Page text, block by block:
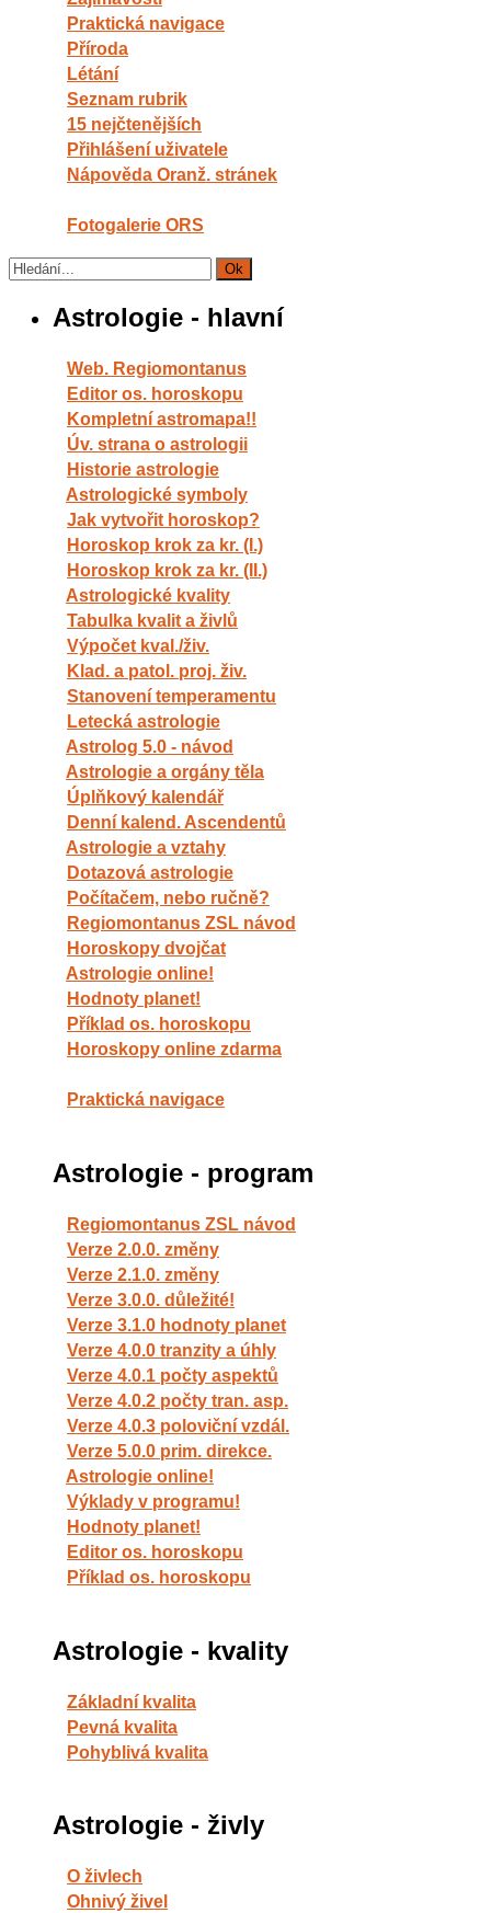
Praktická navigace
Příroda
Létání
Seznam rubrik
15 nejčtenějších
Přihlášení uživatele
Nápověda Oranž. stránek
Fotogalerie ORS
Astrologie - hlavní
Web. Regiomontanus
Editor os. horoskopu
Kompletní astromapa!!
Úv. strana o astrologii
Historie astrologie
Astrologické symboly
Jak vytvořit horoskop?
Horoskop krok za kr. (I.)
Horoskop krok za kr. (II.)
Astrologické kvality
Tabulka kvalit a živlů
Výpočet kval./živ.
Klad. a patol. proj. živ.
Stanovení temperamentu
Letecká astrologie
Astrolog 5.0 - návod
Astrologie a orgány těla
Úplňkový kalendář
Denní kalend. Ascendentů
Astrologie a vztahy
Dotazová astrologie
Počítačem, nebo ručně?
Regiomontanus ZSL návod
Horoskopy dvojčat
Astrologie online!
Hodnoty planet!
Příklad os. horoskopu
Horoskopy online zdarma
Praktická navigace
Astrologie - program
Regiomontanus ZSL návod
Verze 2.0.0. změny
Verze 2.1.0. změny
Verze 3.0.0. důležité!
Verze 3.1.0 hodnoty planet
Verze 4.0.0 tranzity a úhly
Verze 4.0.1 počty aspektů
Verze 4.0.2 počty tran. asp.
Verze 4.0.3 poloviční vzdál.
Verze 5.0.0 prim. direkce.
Astrologie online!
Výklady v programu!
Hodnoty planet!
Editor os. horoskopu
Příklad os. horoskopu
Astrologie - kvality
Základní kvalita
Pevná kvalita
Pohyblivá kvalita
Astrologie - živly
O živlech
Ohnivý živel